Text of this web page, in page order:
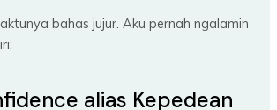
bahas jujur. Aku pernah ngalamin
alias Kepedean